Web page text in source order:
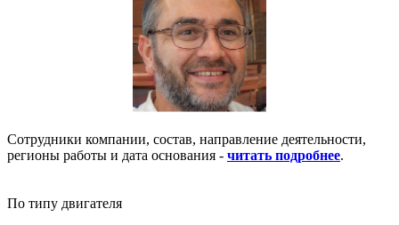
Сотрудники компании, состав, направление деятельности,
регионы работы и дата основания - читать подробнее.
По типу двигателя